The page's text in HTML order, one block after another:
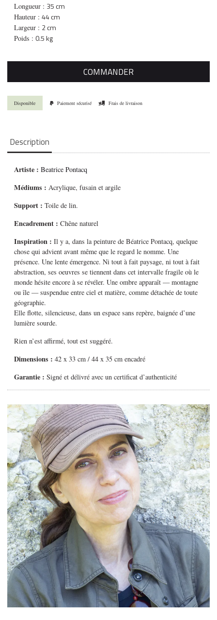
Longueur : 35 cm
Hauteur :44 cm
Largeur : 2 cm
Poids :0.5 kg
COMMANDER
Disponible Paiement sécurisé Frais de livraison
Description
Artiste :Beatrice Pontacq
Médiums :Acrylique, fusain et argile
Support : Toile de lin.
Encadrement : Chêne naturel
Inspiration :Il y a, dans la peinture de Béatrice Pontacq, quelque
chose qui advient avant même que le regard le nomme. Une
présence. Une lente émergence. Ni tout à fait paysage, ni tout à fait
abstraction, ses oeuvres se tiennent dans cet intervalle fragile où le
monde hésite encore à se révéler. Une ombre apparaît — montagne
ou île — suspendue entre ciel et matière, comme détachée de toute
géographie.
Elle flotte, silencieuse, dans un espace sans repère, baignée d’une
lumière sourde.
Rien n’est affirmé, tout est suggéré.
Dimensions :42 x 33 cm / 44 x 35 cm encadré
Garantie : Signé et délivré avec un certificat d’authenticité